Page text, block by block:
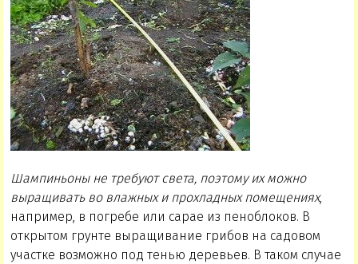
Шампиньоны не требуют света, поэтому их можно
выращивать во влажных и прохладных помещениях,
например, в погребе или сарае из пеноблоков. В
открытом грунте выращивание грибов на садовом
участке возможно под тенью деревьев. В таком случае